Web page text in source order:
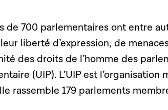
de 700 parlementaires ont entre
liberté d’expression, de
des droits de l’homme des
(UIP). L’UIP est
rassemble 179 parlements